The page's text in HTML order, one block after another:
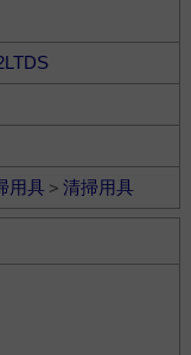
用具＞ 清掃用具